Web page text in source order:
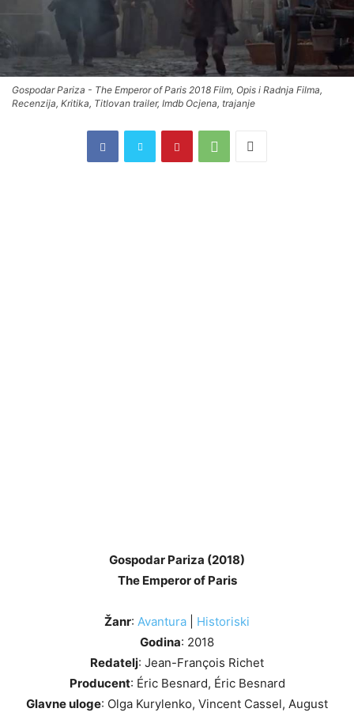
Gospodar Pariza - The Emperor of Paris 2018 Film, Opis i Radnja Filma,
Recenzija, Kritika, Titlovan trailer, Imdb Ocjena, trajanje
Gospodar Pariza (2018)
The Emperor of Paris
Žanr: Avantura
Historiski
Godina: 2018
Redatelj: Jean-François Richet
Producent: Éric Besnard, Éric Besnard
Glavne uloge: Olga Kurylenko, Vincent Cassel, August